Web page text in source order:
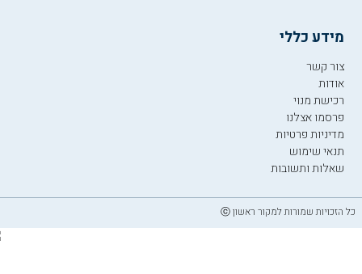
מידע כללי
צור קשר
אודות
רכישת מנוי
פרסמו אצלנו
מדיניות פרטיות
תנאי שימוש
שאלות ותשובות
כל הזכויות שמורות למקור ראשון ⓒ